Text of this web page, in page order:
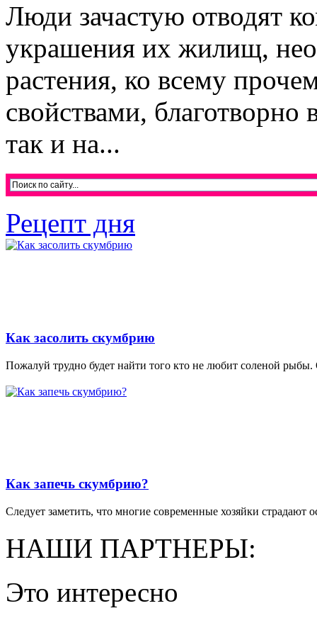
Люди зачастую отводят
украшения их жилищ,
растения, ко всему
свойствами,
так и на...
Рецепт дня
Как засолить скумбрию
Пожалуй трудно будет найти того кто не любит соленой
Как запечь скумбрию?
Следует заметить, что многие современные хозяйки страдают
НАШИ ПАРТНЕРЫ:
Это интересно